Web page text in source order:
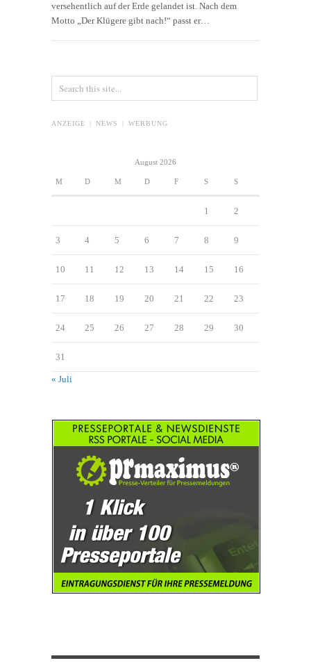
versehentlich auf der Erde gelandet ist. Nach dem
Motto „Der Klügere gibt nach!“ passt er…
ANZEIGE | NEWS | WERBUNG
August 2026
M D M D F S S
1 2
3 4 5 6 7 8 9
10 11 12 13 14 15 16
17 18 19 20 21 22 23
24 25 26 27 28 29 30
31
« Juli